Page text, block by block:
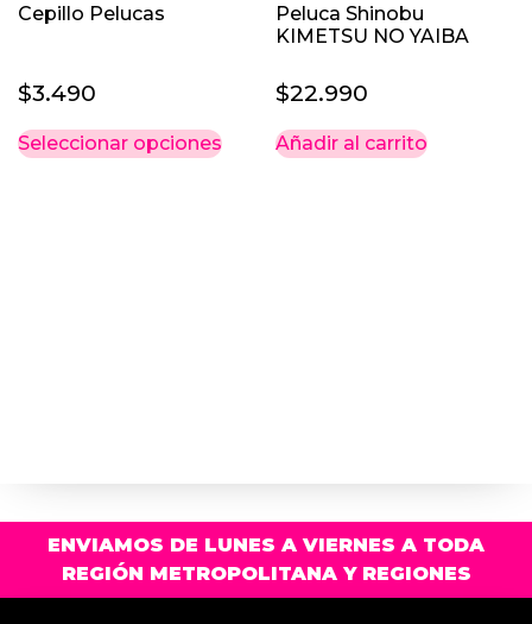
Cepillo Pelucas
$3.490
Seleccionar opciones
producto
Peluca Shinobu
KIMETSU NO YAIBA
$22.990
Añadir al carrito
ENVIAMOS DE LUNES A VIERNES A TODA
REGIÓN METROPOLITANA Y REGIONES